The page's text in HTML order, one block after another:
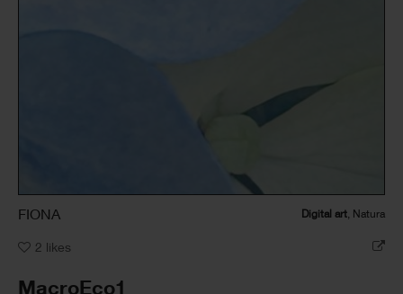
FIONA Digital art , Natura
2 likes
MacroEco1